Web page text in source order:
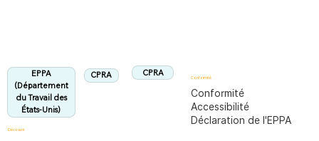
CPRA
EPPA
(Département
du Travail des
États-Unis)
CPRA
Découvrir
Conformité
Conformité
Accessibilité
Déclaration de l'EPPA